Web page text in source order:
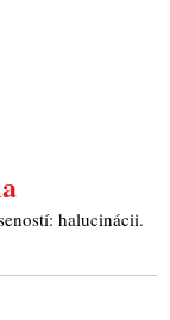
halucinácii.